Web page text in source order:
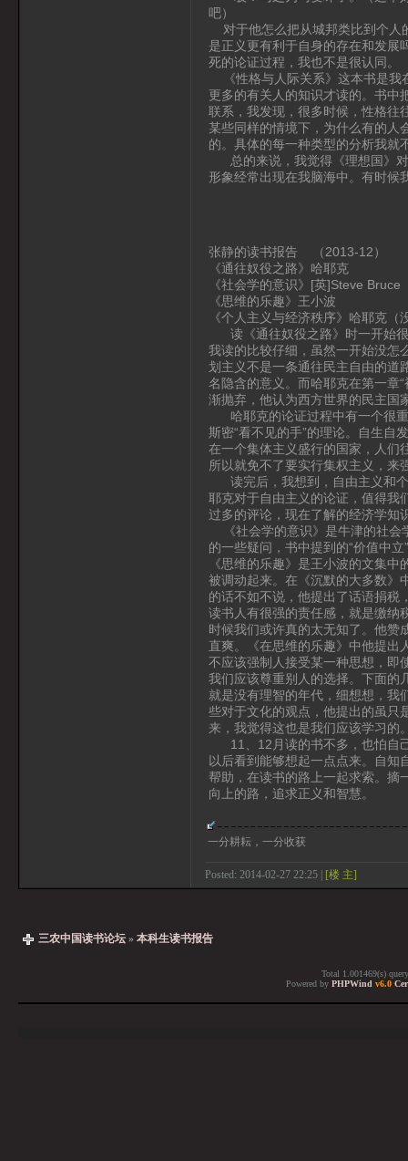
吧）
对于他怎么把从城邦类比到个人
是正义更有利于自身的存在和发展
死的论证过程，我也不是很认同。
《性格与人际关系》这本书是我
更多的有关人的知识才读的。书中
联系，我发现，很多时候，性格往
某些同样的情境下，为什么有的人
的。具体的每一种类型的分析我就
总的来说，我觉得《理想国》对
形象经常出现在我脑海中。有时候
张静的读书报告 （2013-12）
《通往奴役之路》哈耶克
《社会学的意识》[英]Steve Bruce
《思维的乐趣》王小波
《个人主义与经济秩序》哈耶克（
读《通往奴役之路》时一开始很
我读的比较仔细，虽然一开始没怎
划主义不是一条通往民主自由的道
名隐含的意义。而哈耶克在第一章
渐抛弃，他认为西方世界的民主国
哈耶克的论证过程中有一个很重
斯密“看不见的手”的理论。自生自
在一个集体主义盛行的国家，人们
所以就免不了要实行集权主义，来
读完后，我想到，自由主义和个
耶克对于自由主义的论证，值得我
过多的评论，现在了解的经济学知
《社会学的意识》是牛津的社会
的一些疑问，书中提到的“价值中
《思维的乐趣》是王小波的文集
被调动起来。在《沉默的大多数》
的话不如不说，他提出了话语捐税
读书人有很强的责任感，就是缴纳
时候我们或许真的太无知了。他赞
直爽。《在思维的乐趣》中他提出
不应该强制人接受某一种思想，即
我们应该尊重别人的选择。下面的
就是没有理智的年代，细想想，我
些对于文化的观点，他提出的虽只
来，我觉得这也是我们应该学习的
11、12月读的书不多，也怕自己
以后看到能够想起一点点来。自知
帮助，在读书的路上一起求索。摘
向上的路，追求正义和智慧。
一分耕耘，一分收获
Posted: 2014-02-27 22:25 | [楼 主]
三农中国读书论坛 » 本科生读书报告
Total 1.001469(s)
Powered by PHPWind v6.0